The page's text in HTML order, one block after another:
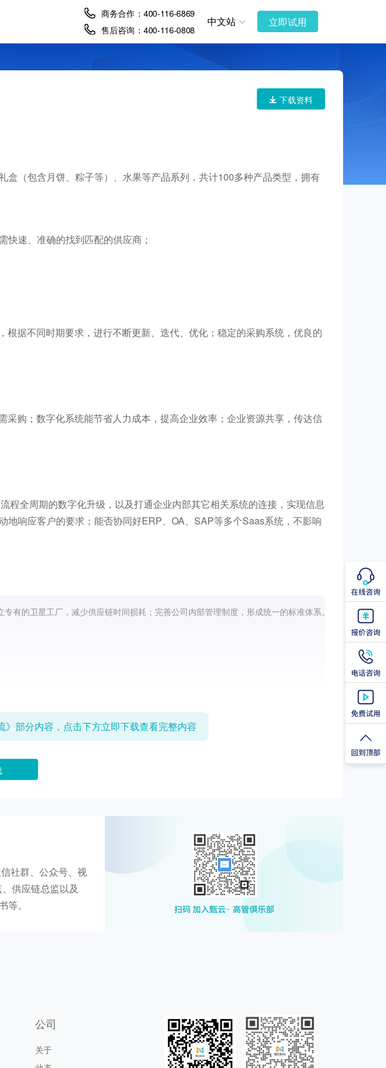
商务合作：400-116-6869
售后咨询：400-116-0808
中文站 立即试用
下载资料
（包含月饼、粽子等）、水果等产品系列，共计100多种产品类型，拥有
速、准确的找到匹配的供应商；
据不同时期要求，进行不断更新、迭代、优化；稳定的采购系统，优良的
购；数字化系统能节省人力成本，提高企业效率；企业资源共享，传达信
全周期的数字化升级，以及打通企业内部其它相关系统的连接，实现信息
响应客户的要求；能否协同好ERP、OA、SAP等多个Saas系统，不影响
有的卫星工厂，减少供应链时间损耗；完善公司内部管理制度，形成统一的标准体系。
》部分内容，点击下方立即下载查看完整内容
社群、公众号、视
供应链总监以及
。
公司
关于